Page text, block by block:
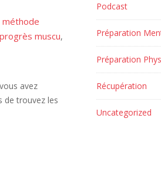
méthode
progrès muscu,
avez
de trouvez les
Podcast
Préparation
Préparation
Récupération
Uncategorized